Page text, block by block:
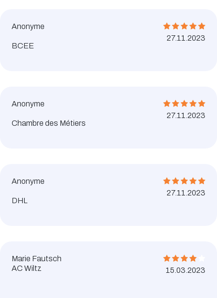
Anonyme
BCEE
27.11.2023
Anonyme
Chambre des Métiers
27.11.2023
Anonyme
DHL
27.11.2023
Marie Fautsch
AC Wiltz
15.03.2023